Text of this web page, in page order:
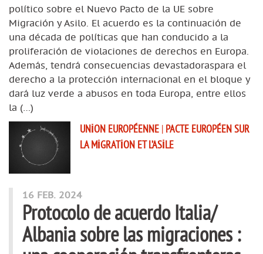
político sobre el Nuevo Pacto de la UE sobre
Migración y Asilo. El acuerdo es la continuación de
una década de políticas que han conducido a la
proliferación de violaciones de derechos en Europa.
Además, tendrá consecuencias devastadoraspara el
derecho a la protección internacional en el bloque y
dará luz verde a abusos en toda Europa, entre ellos
la (…)
UNION EUROPÉENNE | PACTE EUROPÉEN SUR
LA MIGRATION ET L’ASILE
16 FEB. 2024
Protocolo de acuerdo Italia/
Albania sobre las migraciones :